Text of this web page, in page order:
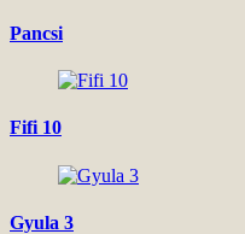
Pancsi
Fifi 10
Gyula 3